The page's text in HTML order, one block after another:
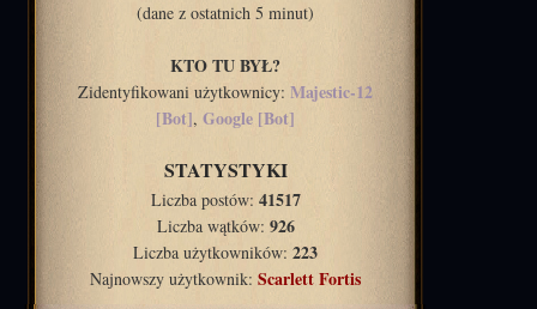
(dane z ostatnich 5 minut)
KTO TU BYŁ?
Zidentyfikowani użytkownicy: Majestic-12
[Bot], Google [Bot]
STATYSTYKI
Liczba postów: 41517
Liczba wątków: 926
Liczba użytkowników: 223
Najnowszy użytkownik: Scarlett Fortis